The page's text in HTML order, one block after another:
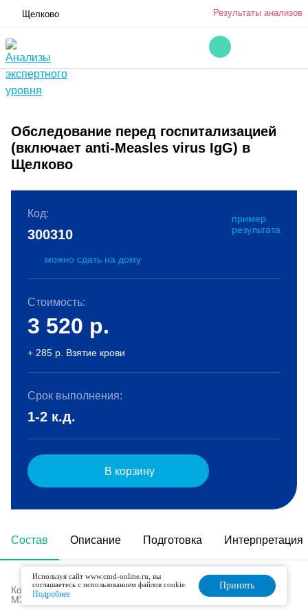
Щелково Результаты анализов
Обследование перед госпитализацией
(включает anti-Measles virus IgG) в
Щелково
Состав Описание Подготовка Интерпретация
Код в номенклатуре медицинских услуг (Приказ
МЗ РФ № 804н от 13.10.2017 г):
B03.003.001
Код:
пример
результата
300310
можно сдать на дому
Стоимость:
3 520 р.
+ 285 р. Взятие крови
Срок выполнения:
1-2 к.д.
В корзину
Используя сайт www.cmd-online.ru, вы
соглашаетесь с использованием файлов cookie.
Подробнее
Принять